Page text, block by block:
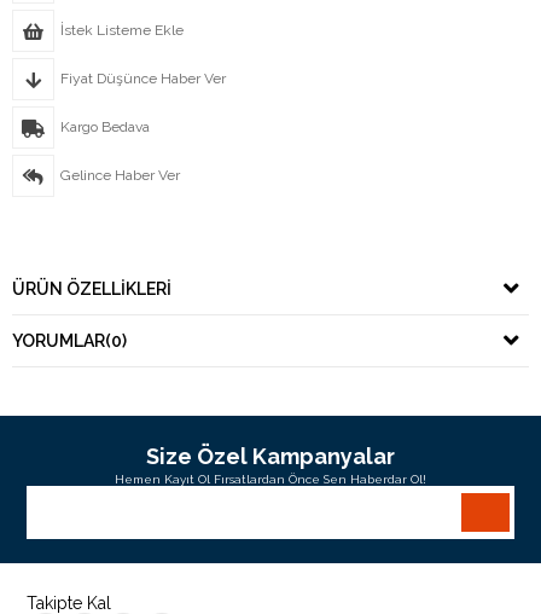
İstek Listeme Ekle
Fiyat Düşünce Haber Ver
Kargo Bedava
Gelince Haber Ver
ÜRÜN ÖZELLIKLERI
YORUMLAR(0)
Size Özel Kampanyalar
Hemen Kayıt Ol Fırsatlardan Önce Sen Haberdar Ol!
Takipte Kal